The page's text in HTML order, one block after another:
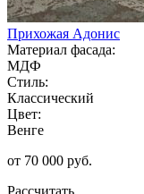
Прихожая Адонис
Материал фасада:
МДФ
Стиль:
Классический
Цвет:
Венге
от 70 000 руб.
Рассчитать